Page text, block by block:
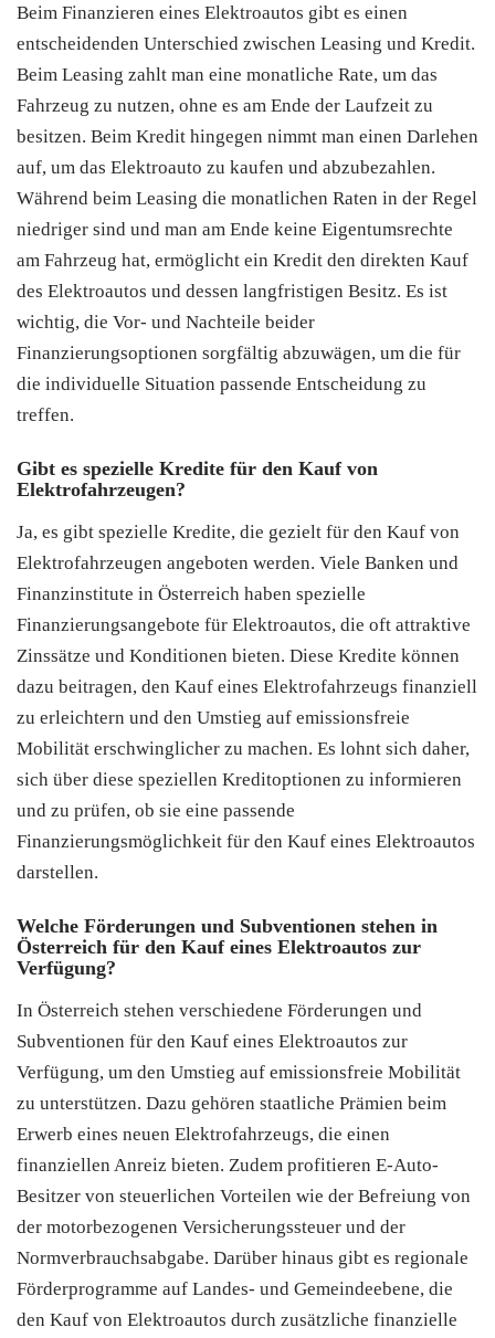
Beim Finanzieren eines Elektroautos gibt es einen
entscheidenden Unterschied zwischen Leasing und Kredit.
Beim Leasing zahlt man eine monatliche Rate, um das
Fahrzeug zu nutzen, ohne es am Ende der Laufzeit zu
besitzen. Beim Kredit hingegen nimmt man einen Darlehen
auf, um das Elektroauto zu kaufen und abzubezahlen.
Während beim Leasing die monatlichen Raten in der Regel
niedriger sind und man am Ende keine Eigentumsrechte
am Fahrzeug hat, ermöglicht ein Kredit den direkten Kauf
des Elektroautos und dessen langfristigen Besitz. Es ist
wichtig, die Vor- und Nachteile beider
Finanzierungsoptionen sorgfältig abzuwägen, um die für
die individuelle Situation passende Entscheidung zu
treffen.
Gibt es spezielle Kredite für den Kauf von
Elektrofahrzeugen?
Ja, es gibt spezielle Kredite, die gezielt für den Kauf von
Elektrofahrzeugen angeboten werden. Viele Banken und
Finanzinstitute in Österreich haben spezielle
Finanzierungsangebote für Elektroautos, die oft attraktive
Zinssätze und Konditionen bieten. Diese Kredite können
dazu beitragen, den Kauf eines Elektrofahrzeugs finanziell
zu erleichtern und den Umstieg auf emissionsfreie
Mobilität erschwinglicher zu machen. Es lohnt sich daher,
sich über diese speziellen Kreditoptionen zu informieren
und zu prüfen, ob sie eine passende
Finanzierungsmöglichkeit für den Kauf eines Elektroautos
darstellen.
Welche Förderungen und Subventionen stehen in
Österreich für den Kauf eines Elektroautos zur
Verfügung?
In Österreich stehen verschiedene Förderungen und
Subventionen für den Kauf eines Elektroautos zur
Verfügung, um den Umstieg auf emissionsfreie Mobilität
zu unterstützen. Dazu gehören staatliche Prämien beim
Erwerb eines neuen Elektrofahrzeugs, die einen
finanziellen Anreiz bieten. Zudem profitieren E-Auto-
Besitzer von steuerlichen Vorteilen wie der Befreiung von
der motorbezogenen Versicherungssteuer und der
Normverbrauchsabgabe. Darüber hinaus gibt es regionale
Förderprogramme auf Landes- und Gemeindeebene, die
den Kauf von Elektroautos durch zusätzliche finanzielle